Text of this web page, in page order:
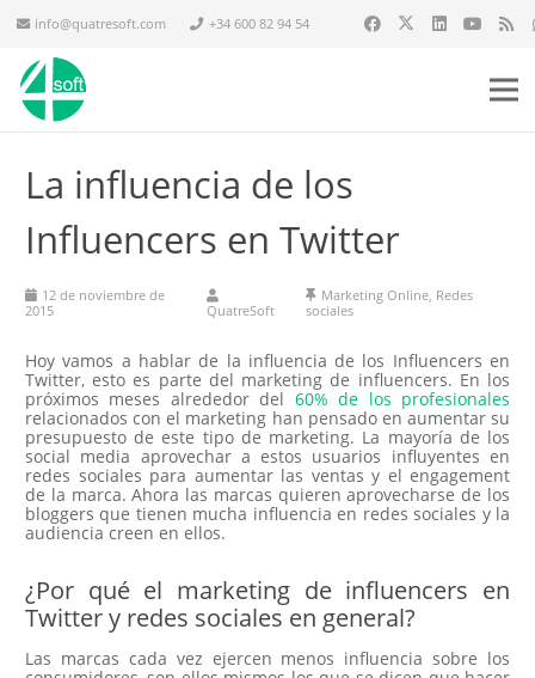
info@quatresoft.com +34 600 82 94 54
La influencia de los
Influencers en Twitter
12 de noviembre de
2015
QuatreSoft
Marketing Online, Redes
sociales
Hoy vamos a hablar de la influencia de los Influencers en
Twitter, esto es parte del marketing de influencers. En los
próximos meses alrededor del 60% de los profesionales
relacionados con el marketing han pensado en aumentar su
presupuesto de este tipo de marketing. La mayoría de los
social media aprovechar a estos usuarios influyentes en
redes sociales para aumentar las ventas y el engagement
de la marca. Ahora las marcas quieren aprovecharse de los
bloggers que tienen mucha influencia en redes sociales y la
audiencia creen en ellos.
¿Por qué el marketing de influencers en
Twitter y redes sociales en general?
Las marcas cada vez ejercen menos influencia sobre los